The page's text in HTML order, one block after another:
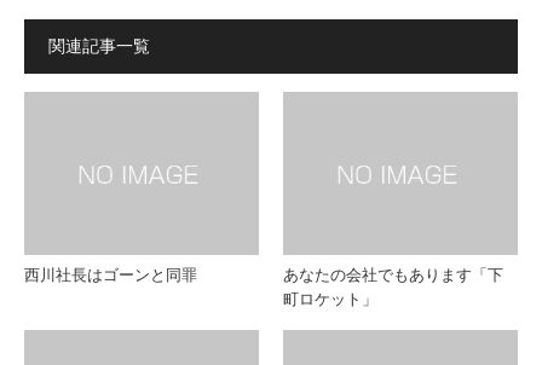
関連記事一覧
西川社長はゴーンと同罪
あなたの会社でもあります「下
町ロケット」